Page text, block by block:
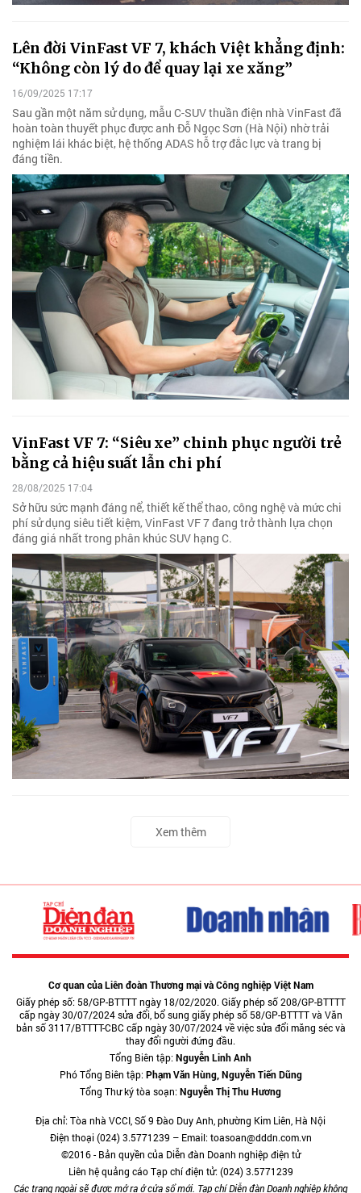
Lên đời VinFast VF 7, khách Việt khẳng định:
“Không còn lý do để quay lại xe xăng”
16/09/2025 17:17
Sau gần một năm sử dụng, mẫu C-SUV thuần điện nhà VinFast đã
hoàn toàn thuyết phục được anh Đỗ Ngọc Sơn (Hà Nội) nhờ trải
nghiệm lái khác biệt, hệ thống ADAS hỗ trợ đắc lực và trang bị
đáng tiền.
VinFast VF 7: “Siêu xe” chinh phục người trẻ
bằng cả hiệu suất lẫn chi phí
28/08/2025 17:04
Sở hữu sức mạnh đáng nể, thiết kế thể thao, công nghệ và mức chi
phí sử dụng siêu tiết kiệm, VinFast VF 7 đang trở thành lựa chọn
đáng giá nhất trong phân khúc SUV hạng C.
Xem thêm
Cơ quan của Liên đoàn Thương mại và Công nghiệp Việt Nam
Giấy phép số: 58/GP-BTTTT ngày 18/02/2020. Giấy phép số 208/GP-BTTTT
cấp ngày 30/07/2024 sửa đổi, bổ sung giấy phép số 58/GP-BTTTT và Văn
bản số 3117/BTTTT-CBC cấp ngày 30/07/2024 về việc sửa đổi măng séc và
thay đổi người đứng đầu.
Tổng Biên tập:Nguyễn Linh Anh
Phó Tổng Biên tập:Phạm Văn Hùng, Nguyễn Tiến Dũng
Tổng Thư ký tòa soạn:Nguyễn Thị Thu Hương
Địa chỉ: Tòa nhà VCCI, Số 9 Đào Duy Anh, phường Kim Liên, Hà Nội
Điện thoại (024) 3.5771239 – Email: toasoan@dddn.com.vn
©2016 - Bản quyền của Diễn đàn Doanh nghiệp điện tử
Liên hệ quảng cáo Tạp chí điện tử: (024) 3.5771239
Các trang ngoài sẽ được mở ra ở cửa sổ mới. Tạp chí Diễn đàn Doanh nghiệp không